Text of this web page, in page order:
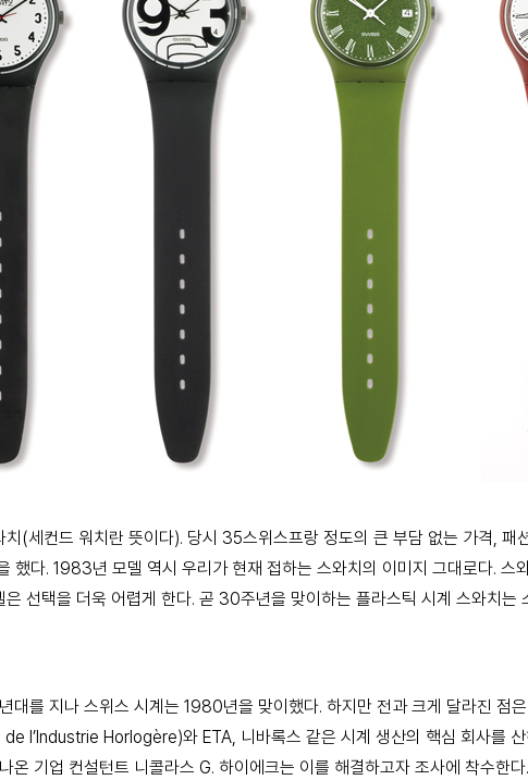
(세컨드 워치란 뜻이다). 당시 35스위스프랑 정도의 큰 부담 없는 가격, 패
했다. 1983년 모델 역시 우리가 현재 접하는 스와치의 이미지 그대로다. 스
선택을 더욱 어렵게 한다. 곧 30주년을 맞이하는 플라스틱 시계 스와치는
대를 지나 스위스 시계는 1980년을 맞이했다. 하지만 전과 크게 달라진 점
l’Industrie Horlogère)와 ETA, 니바록스 같은 시계 생산의 핵심 회사를
나온 기업 컨설턴트 니콜라스 G. 하이에크는 이를 해결하고자 조사에 착수한